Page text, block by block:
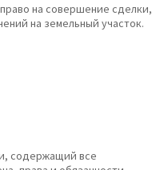
на совершение сделки,
на земельный участок.
содержащий все